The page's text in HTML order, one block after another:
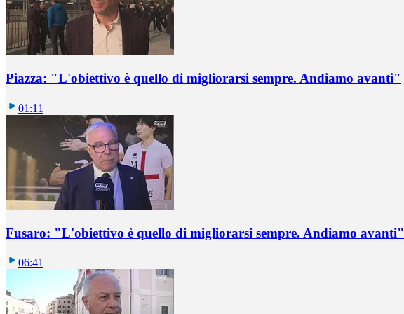
Piazza: "L'obiettivo è quello di migliorarsi sempre. Andiamo avanti"
01:11
Fusaro: "L'obiettivo è quello di migliorarsi sempre. Andiamo avanti"
06:41